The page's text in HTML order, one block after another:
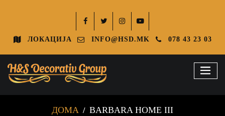
ЛОКАЦИЈА INFO@HSD.MK 078 43 23 03
ДОМА BARBARA HOME III